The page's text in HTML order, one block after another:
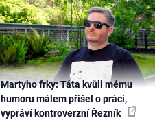
Martyho frky: Táta kvůli mému
humoru málem přišel o práci,
vypráví kontroverzní Řezník